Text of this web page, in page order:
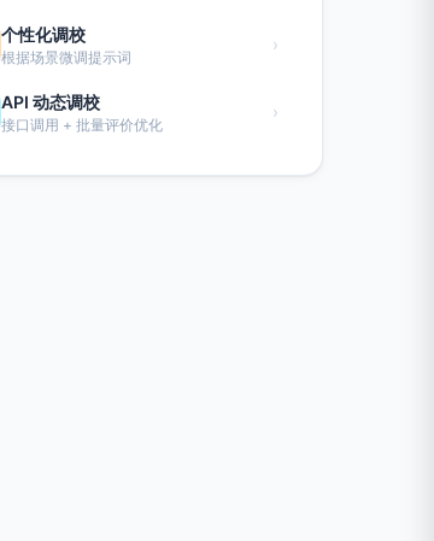
个性化调校
根据场景微调提示词
›
API 动态调校
接口调用 + 批量评价优化
›